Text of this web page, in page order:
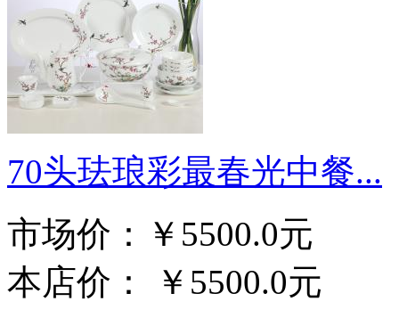
70头珐琅彩最春光中餐...
市场价：
￥5500.0元
本店价：
￥5500.0元